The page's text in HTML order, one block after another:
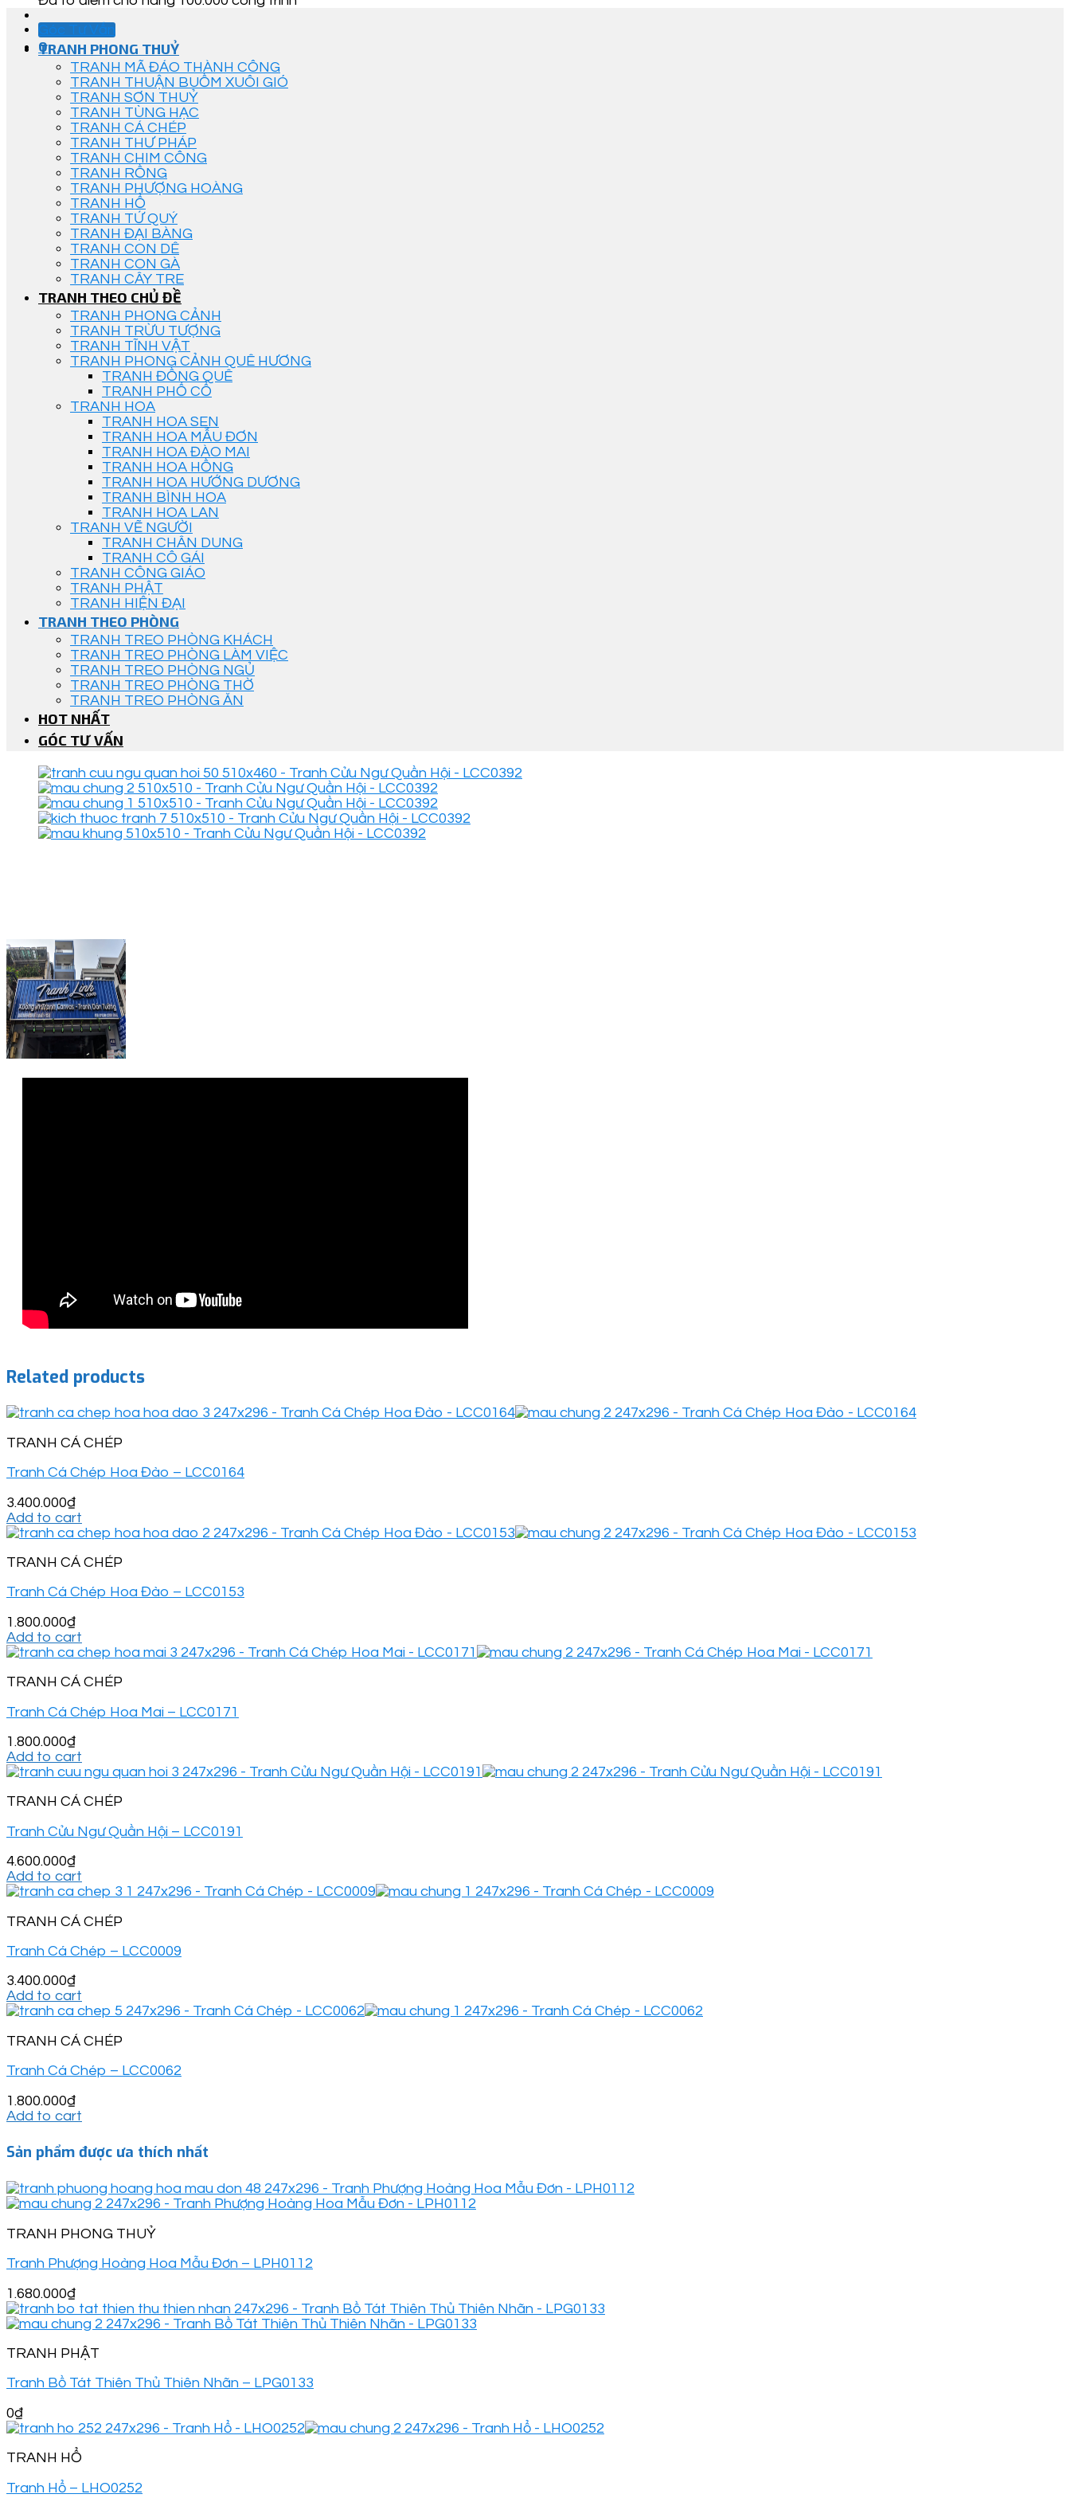
Góc Tư Vấn
0
TRANH PHONG THUỶ
TRANH MÃ ĐÁO THÀNH CÔNG
TRANH THUẬN BUỒM XUÔI GIÓ
TRANH SƠN THUỶ
TRANH TÙNG HẠC
TRANH CÁ CHÉP
TRANH THƯ PHÁP
TRANH CHIM CÔNG
TRANH RỒNG
TRANH PHƯỢNG HOÀNG
TRANH HỔ
TRANH TỨ QUÝ
TRANH ĐẠI BÀNG
TRANH CON DÊ
TRANH CON GÀ
TRANH CÂY TRE
TRANH THEO CHỦ ĐỀ
TRANH PHONG CẢNH
TRANH TRỪU TƯỢNG
TRANH TĨNH VẬT
TRANH PHONG CẢNH QUÊ HƯƠNG
TRANH ĐỒNG QUÊ
TRANH PHỐ CỔ
TRANH HOA
TRANH HOA SEN
TRANH HOA MẪU ĐƠN
TRANH HOA ĐÀO MAI
TRANH HOA HỒNG
TRANH HOA HƯỚNG DƯƠNG
TRANH BÌNH HOA
TRANH HOA LAN
TRANH VẼ NGƯỜI
TRANH CHÂN DUNG
TRANH CÔ GÁI
TRANH CÔNG GIÁO
TRANH PHẬT
TRANH HIỆN ĐẠI
TRANH THEO PHÒNG
TRANH TREO PHÒNG KHÁCH
TRANH TREO PHÒNG LÀM VIỆC
TRANH TREO PHÒNG NGỦ
TRANH TREO PHÒNG THỜ
TRANH TREO PHÒNG ĂN
HOT NHẤT
GÓC TƯ VẤN
Related products
TRANH CÁ CHÉP
Tranh Cá Chép Hoa Đào – LCC0164
3.400.000₫
Add to cart
TRANH CÁ CHÉP
Tranh Cá Chép Hoa Đào – LCC0153
1.800.000₫
Add to cart
TRANH CÁ CHÉP
Tranh Cá Chép Hoa Mai – LCC0171
1.800.000₫
Add to cart
TRANH CÁ CHÉP
Tranh Cửu Ngư Quần Hội – LCC0191
4.600.000₫
Add to cart
TRANH CÁ CHÉP
Tranh Cá Chép – LCC0009
3.400.000₫
Add to cart
TRANH CÁ CHÉP
Tranh Cá Chép – LCC0062
1.800.000₫
Add to cart
Sản phẩm được ưa thích nhất
TRANH PHONG THUỶ
Tranh Phượng Hoàng Hoa Mẫu Đơn – LPH0112
1.680.000₫
TRANH PHẬT
Tranh Bồ Tát Thiên Thủ Thiên Nhãn – LPG0133
0₫
TRANH HỔ
Tranh Hổ – LHO0252